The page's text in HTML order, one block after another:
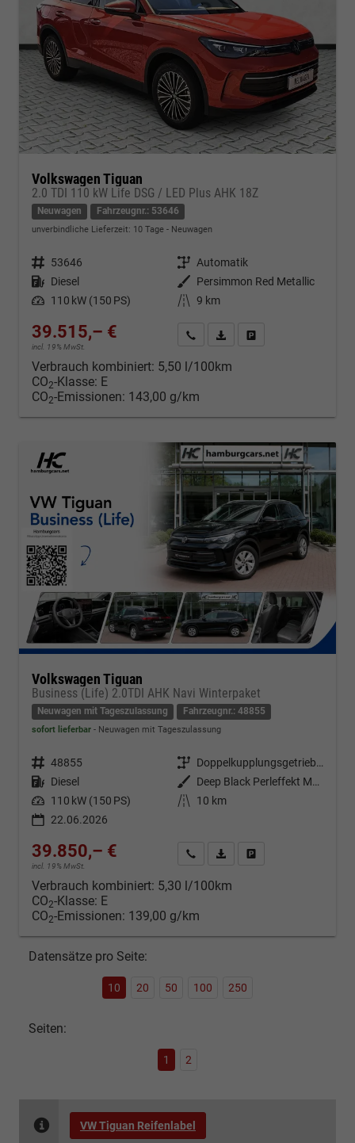
Volkswagen Tiguan
2.0 TDI 110 kW Life DSG / LED Plus AHK 18Z
Neuwagen Fahrzeugnr.: 53646
unverbindliche Lieferzeit: 10 Tage Neuwagen
Fahrzeugnr. 53646 Getriebe Automatik
Kraftstoff Diesel Außenfarbe
Persimmon Red Metallic
Leistung 110 kW (150 PS) Kilometerstand 9 km
39.515,– €
incl. 19% MwSt.
Kontakt & Angebot anfordern
PDF-Datei, Fahrzeugexposé
Verbrauch kombiniert: 5,50 l/100km
CO2-Klasse: E
CO2-Emissionen: 143,00 g/km
Volkswagen Tiguan
Business (Life) 2.0TDI AHK Navi Winterpaket
Neuwagen mit Tageszulassung Fahrzeugnr.: 48855
sofort lieferbar Neuwagen mit Tageszulassung
Fahrzeugnr. 48855 Getriebe
Doppelkupplungsgetriebe (DSG)
Kraftstoff Diesel Außenfarbe
Deep Black Perleffekt Metallic
Leistung 110 kW (150 PS) Kilometerstand
10 km
22.06.2026
39.850,– €
incl. 19% MwSt.
Kontakt & Angebot anfordern
PDF-Datei, Fahrzeugexposé
Verbrauch kombiniert: 5,30 l/100km
CO2-Klasse: E
CO2-Emissionen: 139,00 g/km
Datensätze pro Seite:
10 20 50 100 250
Seiten:
1 2
VW Tiguan Reifenlabel